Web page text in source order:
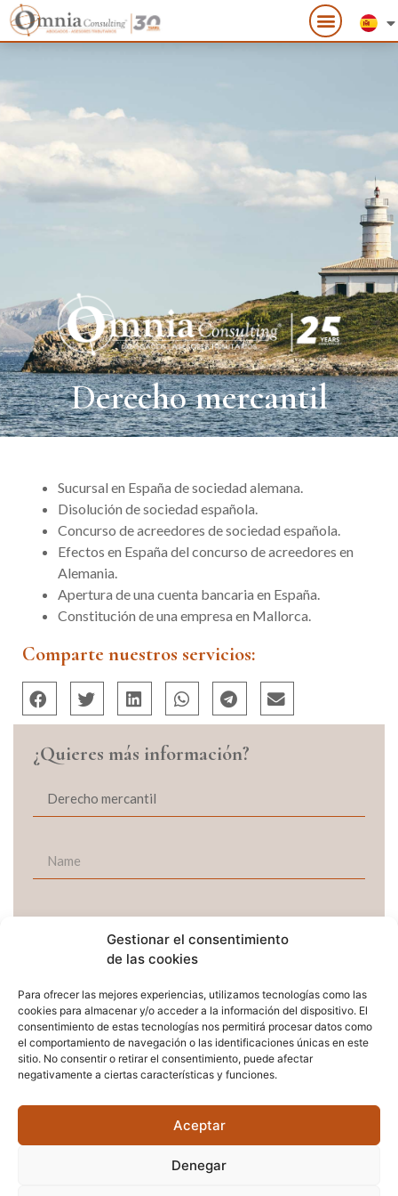
Gestionar el consentimiento
de las cookies
Para ofrecer las mejores experiencias, utilizamos tecnologías como las
cookies para almacenar y/o acceder a la información del dispositivo. El
consentimiento de estas tecnologías nos permitirá procesar datos como
el comportamiento de navegación o las identificaciones únicas en este
sitio. No consentir o retirar el consentimiento, puede afectar
negativamente a ciertas características y funciones.
Aceptar
Denegar
Derecho mercantil
Sucursal en España de sociedad alemana.
Disolución de sociedad española.
Concurso de acreedores de sociedad española.
Efectos en España del concurso de acreedores en
Alemania.
Apertura de una cuenta bancaria en España.
Constitución de una empresa en Mallorca.
Comparte nuestros servicios:
¿Quieres más información?